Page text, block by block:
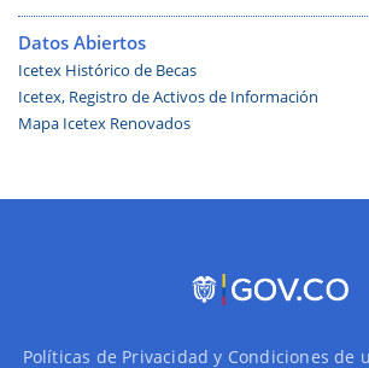
Datos Abiertos
Icetex Histórico de Becas
Icetex, Registro de Activos de Información
Mapa Icetex Renovados
Políticas de Privacidad y Condiciones de